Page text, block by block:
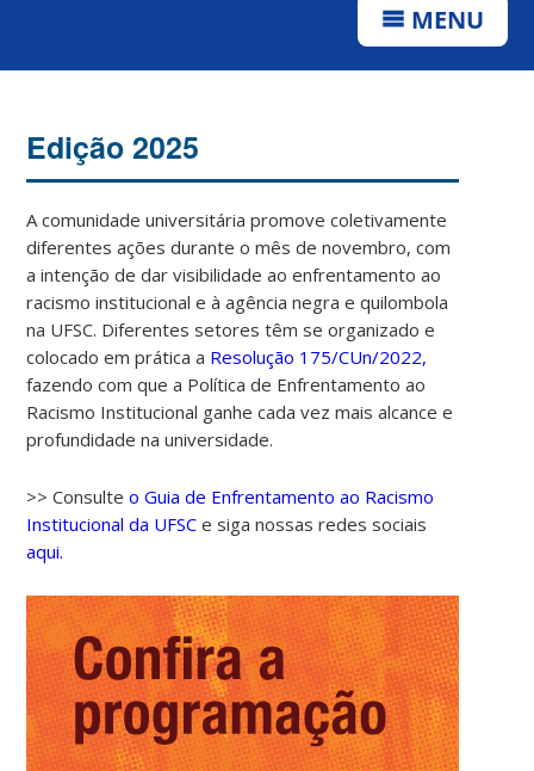
MENU
Edição 2025
A comunidade universitária promove coletivamente
diferentes ações durante o mês de novembro, com
a intenção de dar visibilidade ao enfrentamento ao
racismo institucional e à agência negra e quilombola
na UFSC. Diferentes setores têm se organizado e
colocado em prática a Resolução 175/CUn/2022,
fazendo com que a Política de Enfrentamento ao
Racismo Institucional ganhe cada vez mais alcance e
profundidade na universidade.
>> Consulteo Guia de Enfrentamento ao Racismo
Institucional da UFSC e siga nossas redes sociais
aqui.